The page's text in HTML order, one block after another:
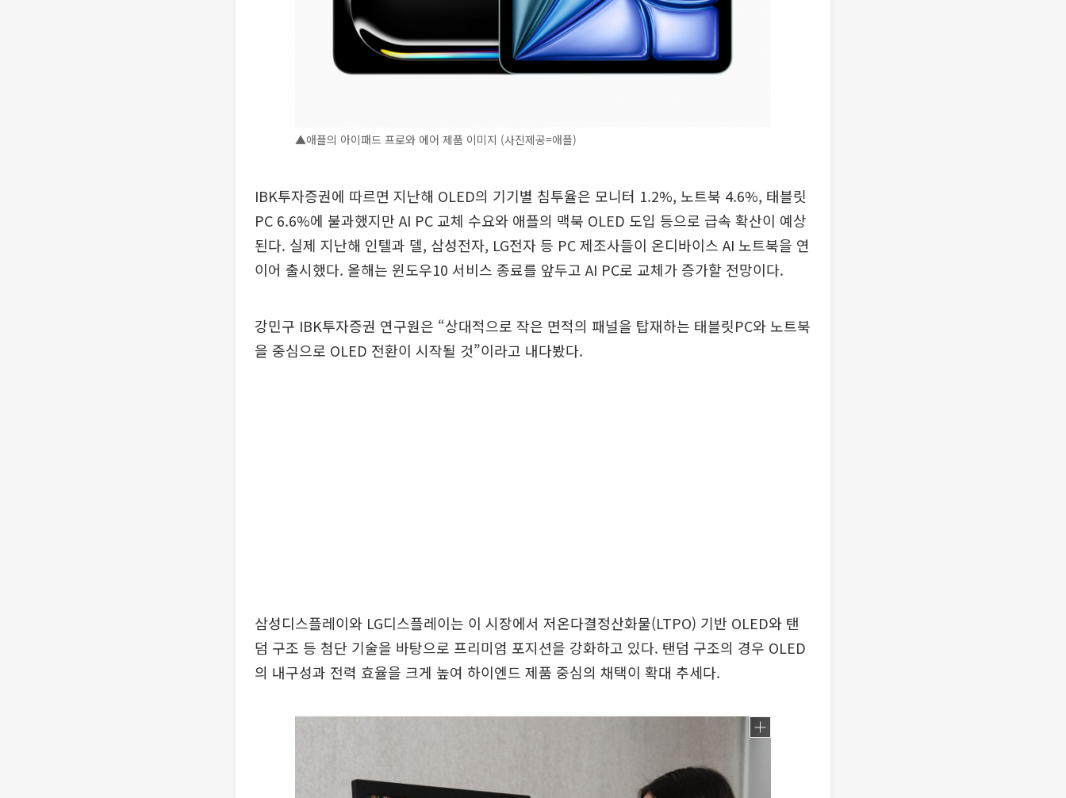
▲애플의 아이패드 프로와 에어 제품 이미지 (사진제공=애플)
IBK투자증권에 따르면 지난해 OLED의 기기별 침투율은 모니터 1.2%, 노트북 4.6%, 태블릿
PC 6.6%에 불과했지만 AI PC 교체 수요와 애플의 맥북 OLED 도입 등으로 급속 확산이 예상
된다. 실제 지난해 인텔과 델, 삼성전자, LG전자 등 PC 제조사들이 온디바이스 AI 노트북을 연
이어 출시했다. 올해는 윈도우10 서비스 종료를 앞두고 AI PC로 교체가 증가할 전망이다.
강민구 IBK투자증권 연구원은 “상대적으로 작은 면적의 패널을 탑재하는 태블릿PC와 노트북
을 중심으로 OLED 전환이 시작될 것”이라고 내다봤다.
삼성디스플레이와 LG디스플레이는 이 시장에서 저온다결정산화물(LTPO) 기반 OLED와 탠
덤 구조 등 첨단 기술을 바탕으로 프리미엄 포지션을 강화하고 있다. 탠덤 구조의 경우 OLED
의 내구성과 전력 효율을 크게 높여 하이엔드 제품 중심의 채택이 확대 추세다.